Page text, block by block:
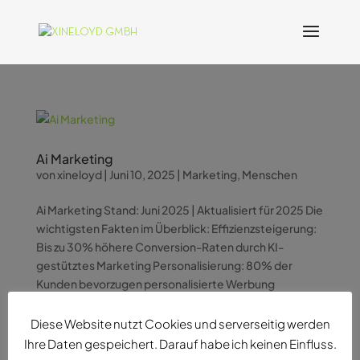
Ai Marketing
vonxineloyd| Juni 10, 2025 | Marketing, Menschen
Ai Marketing Stand: Juni 2025 | Aktualisiert für 2025 Die
wichtigsten Fakten im Überblick: Effizienzsteigerung:
Bis zu 30% höhere Conversion-Raten durch KI-
gestütztes Marketing Personalisierung: 80% der
Kunden bevorzugen personalisierte Werbung
Diese Website nutzt Cookies und serverseitig werden
Ihre Daten gespeichert. Darauf habe ich keinen Einfluss.